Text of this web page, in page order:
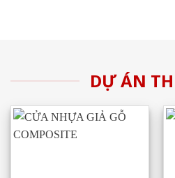
DỰ ÁN